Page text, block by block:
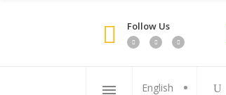
Follow Us
English